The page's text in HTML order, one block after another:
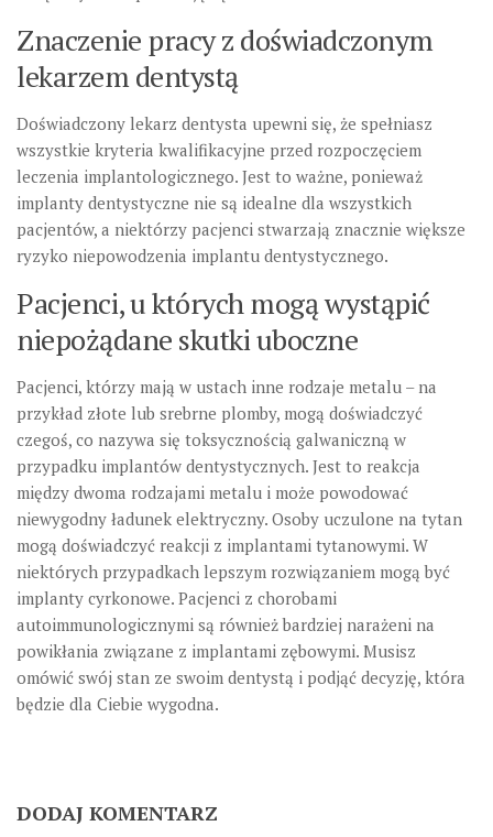
Znaczenie pracy z doświadczonym
lekarzem dentystą
Doświadczony lekarz dentysta upewni się, że spełniasz
wszystkie kryteria kwalifikacyjne przed rozpoczęciem
leczenia implantologicznego. Jest to ważne, ponieważ
implanty dentystyczne nie są idealne dla wszystkich
pacjentów, a niektórzy pacjenci stwarzają znacznie większe
ryzyko niepowodzenia implantu dentystycznego.
Pacjenci, u których mogą wystąpić
niepożądane skutki uboczne
Pacjenci, którzy mają w ustach inne rodzaje metalu – na
przykład złote lub srebrne plomby, mogą doświadczyć
czegoś, co nazywa się toksycznością galwaniczną w
przypadku implantów dentystycznych. Jest to reakcja
między dwoma rodzajami metalu i może powodować
niewygodny ładunek elektryczny. Osoby uczulone na tytan
mogą doświadczyć reakcji z implantami tytanowymi. W
niektórych przypadkach lepszym rozwiązaniem mogą być
implanty cyrkonowe. Pacjenci z chorobami
autoimmunologicznymi są również bardziej narażeni na
powikłania związane z implantami zębowymi. Musisz
omówić swój stan ze swoim dentystą i podjąć decyzję, która
będzie dla Ciebie wygodna.
DODAJ KOMENTARZ